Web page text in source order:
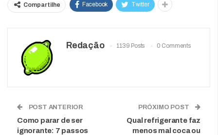
Compartilhe Facebook Twitter
Redação 1139 Posts 0 Comments
POST ANTERIOR
Como parar de ser
ignorante: 7 passos
PRÓXIMO POST
Qual refrigerante faz
menos mal coca ou